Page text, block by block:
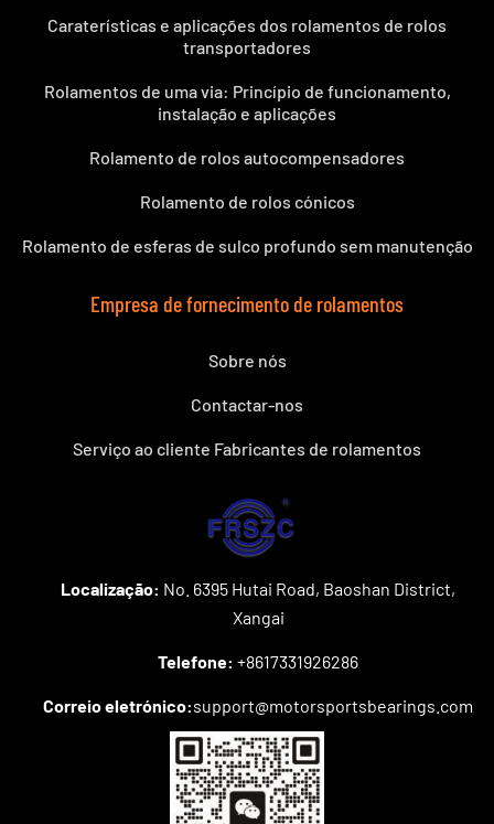
Caraterísticas e aplicações dos rolamentos de rolos
transportadores
Rolamentos de uma via: Princípio de funcionamento,
instalação e aplicações
Rolamento de rolos autocompensadores
Rolamento de rolos cónicos
Rolamento de esferas de sulco profundo sem manutenção
Empresa de fornecimento de rolamentos
Sobre nós
Contactar-nos
Serviço ao cliente Fabricantes de rolamentos
Localização: No. 6395 Hutai Road, Baoshan District,
Xangai
Telefone: +8617331926286
Correio eletrónico:support@motorsportsbearings.com